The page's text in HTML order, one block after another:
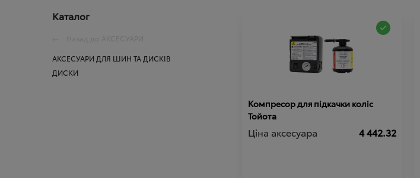
Каталог
АКСЕСУАРИ ДЛЯ ШИН ТА ДИСКІВ
ДИСКИ
Компресор для підкачки коліс
Тойота
Ціна аксесуара 4 442.32